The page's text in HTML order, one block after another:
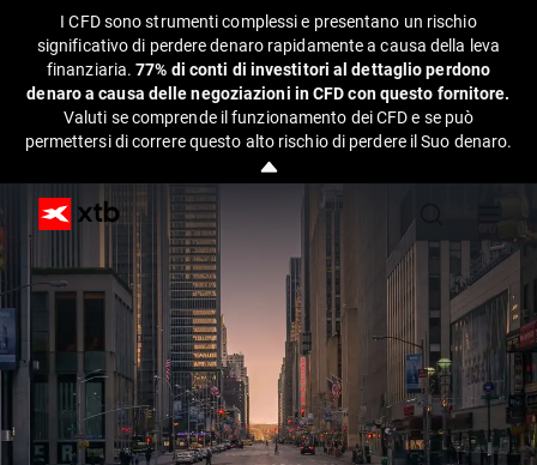
I CFD sono strumenti complessi e presentano un rischio
significativo di perdere denaro rapidamente a causa della leva
finanziaria.77% di conti di investitori al dettaglio perdono
denaro a causa delle negoziazioni in CFD con questo fornitore.
Valuti se comprende il funzionamento dei CFD e se può
permettersi di correre questo alto rischio di perdere il Suo denaro.